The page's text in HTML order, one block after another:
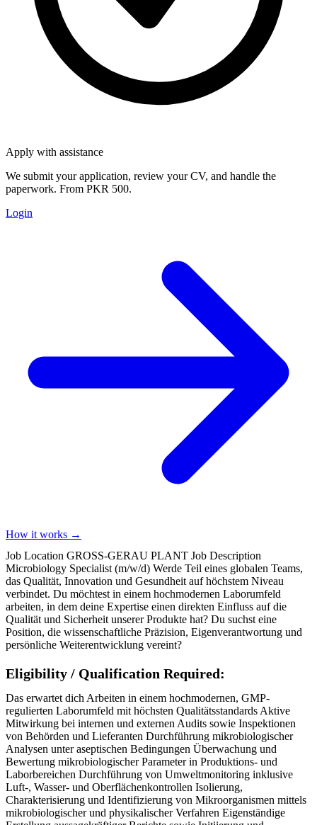
Apply with assistance
We submit your application, review your CV, and handle the
paperwork. From PKR 500.
Login
How it works →
Job Location GROSS-GERAU PLANT Job Description
Microbiology Specialist (m/w/d) Werde Teil eines globalen Teams,
das Qualität, Innovation und Gesundheit auf höchstem Niveau
verbindet. Du möchtest in einem hochmodernen Laborumfeld
arbeiten, in dem deine Expertise einen direkten Einfluss auf die
Qualität und Sicherheit unserer Produkte hat? Du suchst eine
Position, die wissenschaftliche Präzision, Eigenverantwortung und
persönliche Weiterentwicklung vereint?
Eligibility / Qualification Required:
Das erwartet dich Arbeiten in einem hochmodernen, GMP-
regulierten Laborumfeld mit höchsten Qualitätsstandards Aktive
Mitwirkung bei internen und externen Audits sowie Inspektionen
von Behörden und Lieferanten Durchführung mikrobiologischer
Analysen unter aseptischen Bedingungen Überwachung und
Bewertung mikrobiologischer Parameter in Produktions- und
Laborbereichen Durchführung von Umweltmonitoring inklusive
Luft-, Wasser- und Oberflächenkontrollen Isolierung,
Charakterisierung und Identifizierung von Mikroorganismen mittels
mikrobiologischer und physikalischer Verfahren Eigenständige